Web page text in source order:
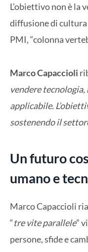
L’obiettivo non è la
diffusione di cultura
PMI, “colonna
Marco Capaccioli
vendere
applicabile.
sostenendo il
Un futuro
umano e
Marco Capaccioli
“tre vite parallele”
persone, sfide e